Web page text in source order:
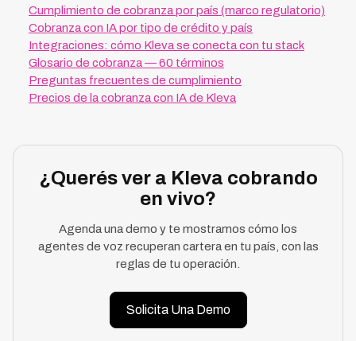
Cumplimiento de cobranza por país (marco regulatorio)
Cobranza con IA por tipo de crédito y país
Integraciones: cómo Kleva se conecta con tu stack
Glosario de cobranza — 60 términos
Preguntas frecuentes de cumplimiento
Precios de la cobranza con IA de Kleva
¿Querés ver a Kleva cobrando
en vivo?
Agenda una demo y te mostramos cómo los
agentes de voz recuperan cartera en tu país, con las
reglas de tu operación.
Solicita Una Demo